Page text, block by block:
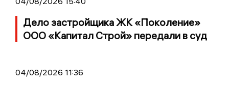
Дело застройщика ЖК «Поколение»
ООО «Капитал Строй» передали в суд
04/08/2026 11:36